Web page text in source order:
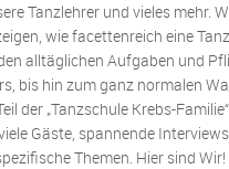
Tanzlehrer und vieles mehr.
wie facettenreich eine
alltäglichen Aufgaben und
bis hin zum ganz normalen
der „Tanzschule Krebs-
Gäste, spannende
Themen. Hier sind Wir!